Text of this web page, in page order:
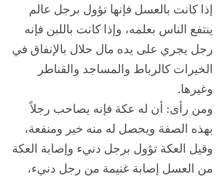
إذا كانت بالعسل فإنها تؤول برجل عالم
ينتفع الناس بعلمه، وإذا كانت باللبن فإنه
رجل يجري على يده مال حلال بالإنفاق في
الخيرات كالرباط والمساجد والقناطر
وغيرها.
ومن رأى: أن له عكة فإنه يصاحب رجلاً
بهذه الصفة ويحصل له منه خير ومنفعة،
وقيل العكة تؤول برجل دنيء وإصابة العكة
من العسل إصابة غنيمة من رجل دنيء،